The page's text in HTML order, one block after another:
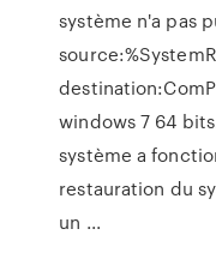
système n'a pas
windows 7 64
système a
restauration du
un ...